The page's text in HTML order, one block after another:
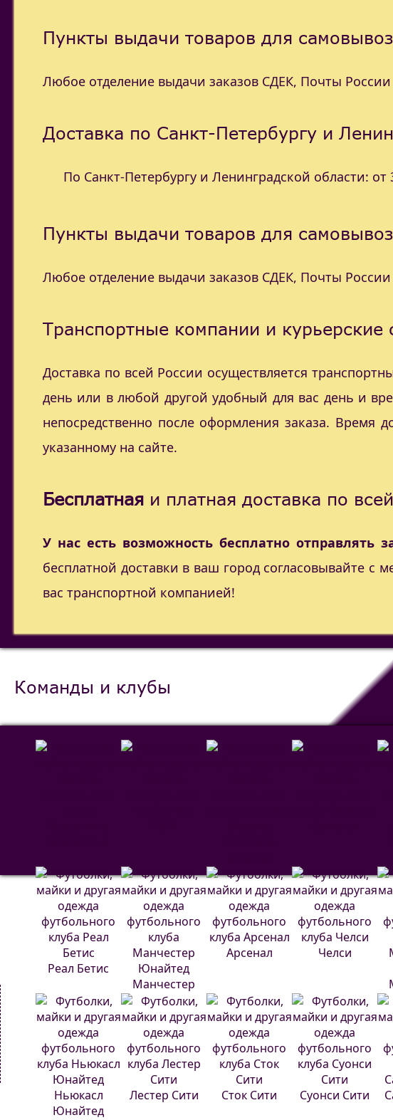
Пункты выдачи товаров для
Любое отделение выдачи заказов СДЕК, Почты
Доставка по Санкт-Петербургу и
По Санкт-Петербургу и Ленинградской области:
Пункты выдачи товаров для
Любое отделение выдачи заказов СДЕК, Почты
Транспортные компании и курьерские
Доставка по всей России осуществляется
день или в любой другой удобный для вас день и
непосредственно после оформления заказа. Время
указанному на сайте.
Бесплатная и платная доставка по
У нас есть возможность бесплатно
бесплатной доставки в ваш город согласовывайте
вас транспортной компанией!
Команды и клубы
Реал Бетис
Манчестер
Юнайтед
Арсенал
Челси
Ньюкасл
Юнайтед
Лестер Сити Сток Сити Суонси Сити